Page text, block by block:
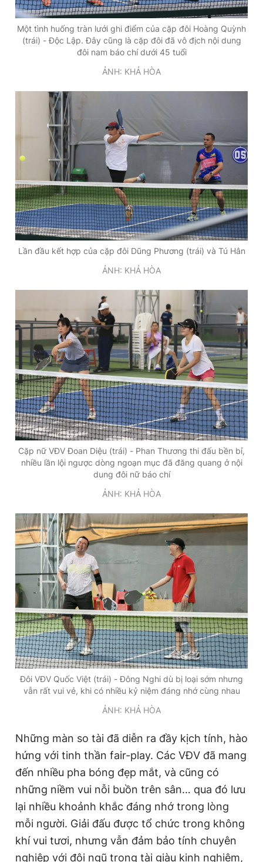
Một tình huống tràn lưới ghi điểm của cặp đôi Hoàng Quỳnh
(trái) - Độc Lập. Đây cũng là cặp đôi đã vô địch nội dung
đôi nam báo chí dưới 45 tuổi
ẢNH: KHẢ HÒA
Lần đầu kết hợp của cặp đôi Dũng Phương (trái) và Tú Hân
ẢNH: KHẢ HÒA
Cặp nữ VĐV Đoan Diệu (trái) - Phan Thương thi đấu bền bỉ,
nhiều lần lội ngược dòng ngoạn mục đã đăng quang ở nội
dung đôi nữ báo chí
ẢNH: KHẢ HÒA
Đôi VĐV Quốc Việt (trái) - Đông Nghi dù bị loại sớm nhưng
vẫn rất vui vẻ, khi có nhiều kỷ niệm đáng nhớ cùng nhau
ẢNH: KHẢ HÒA
Những màn so tài đã diễn ra đầy kịch tính, hào
hứng với tinh thần fair-play. Các VĐV đã mang
đến nhiều pha bóng đẹp mắt, và cũng có
những niềm vui nỗi buồn trên sân… qua đó lưu
lại nhiều khoảnh khắc đáng nhớ trong lòng
mỗi người. Giải đấu được tổ chức trong không
khí vui tươi, nhưng vẫn đảm bảo tính chuyên
nghiệp với đội ngũ trọng tài giàu kinh nghiệm,